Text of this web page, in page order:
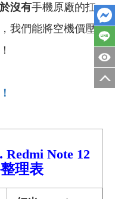
沒有手機原廠的扛
我們能將空機價壓
Redmi Note 12
理表